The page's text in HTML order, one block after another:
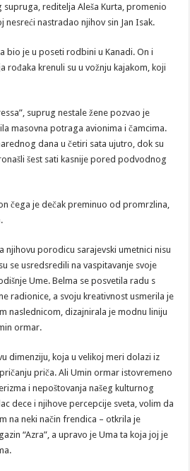
supruga, reditelja Aleša Kurta, promenio
nesreći nastradao njihov sin Jan Isak.
bio je u poseti rodbini u Kanadi. On i
rođaka krenuli su u vožnju kajakom, koji
suprug nestale žene pozvao je
masovna potraga avionima i čamcima.
dana u četiri sata ujutro, dok su
šest sati kasnije pored podvodnog
čega je dečak preminuo od promrzlina,
njihovu porodicu sarajevski umetnici nisu
se usredsredili na vaspitavanje svoje
Ume. Belma se posvetila radu s
radionice, a svoju kreativnost usmerila je
naslednicom, dizajnirala je modnu liniju
ormar.
dimenziju, koja u velikoj meri dolazi iz
priča. Ali Umin ormar istovremeno
i nepoštovanja našeg kulturnog
dece i njihove percepcije sveta, volim da
na neki način frendica – otkrila je
“Azra”, a upravo je Uma ta koja joj je